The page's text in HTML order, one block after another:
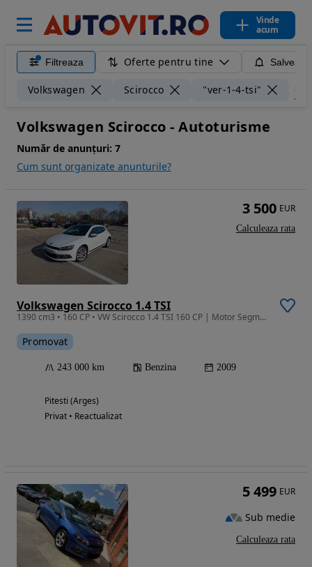
Vinde
acum
Filtreaza Oferte pentru tine
Volkswagen Scirocco "ver-1-4-tsi"
Volkswagen Scirocco - Autoturisme
Număr de anunțuri: 7
Cum sunt organizate anunturile?
Volkswagen Scirocco 1.4 TSI
1390 cm3 • 160 CP • VW Scirocco 1.4 TSI 160 CP | Motor Segmentat | Cititi Descriere
Promovat
243 000 km Benzina 2009
Pitesti (Arges)
Privat • Reactualizat
3 500 EUR
Calculeaza rata
5 499 EUR
Sub medie
Calculeaza rata